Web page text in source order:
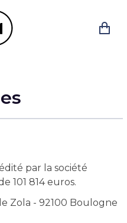
par la société
101 814 euros.
Zola - 92100 Boulogne